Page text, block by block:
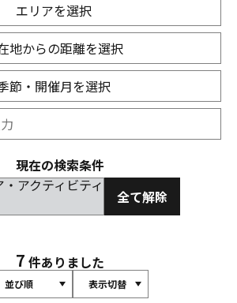
エリアを選択
地からの距離を選択
節・開催月を選択
現在の検索条件
アクティビティ
全て解除
7 件ありました
並び順 表示切替